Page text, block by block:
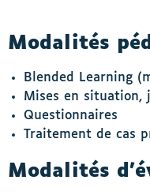
Modalités
Blended Learning
Mises en situation,
Questionnaires
Traitement de cas
Modalités